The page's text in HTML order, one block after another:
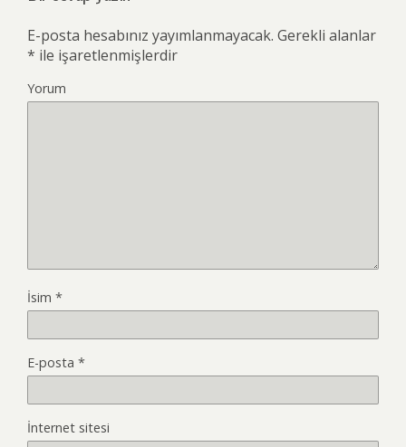
E-posta hesabınız yayımlanmayacak. Gerekli alanlar
* ile işaretlenmişlerdir
Yorum
İsim *
E-posta *
İnternet sitesi